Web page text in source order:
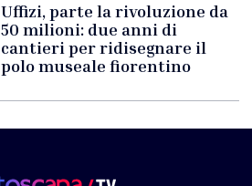
Uffizi, parte la rivoluzione da
50 milioni: due anni di
cantieri per ridisegnare il
polo museale fiorentino